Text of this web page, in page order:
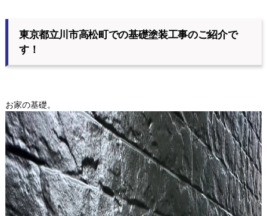
東京都立川市高松町での基礎塗装工事のご紹介で
す！
お家の基礎。